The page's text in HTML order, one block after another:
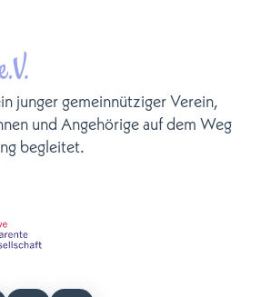
junger gemeinnütziger Verein,
und Angehörige auf dem Weg
begleitet.